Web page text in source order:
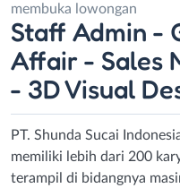
membuka lowongan
Staff Admin -
Affair - Sales
- 3D Visual
PT. Shunda Sucai
memiliki lebih dari 200
terampil di bidangnya